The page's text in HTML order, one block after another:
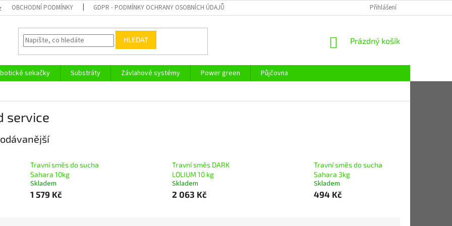
OBCHODNÍ PODMÍNKY GDPR - PODMÍNKY OCHRANY OSOBNÍCH ÚDAJŮ KONTAKTY
Přihlášení
HLEDAT
NÁKUPNÍ
Prázdný košík
sekačky Substráty Závlahové systémy Power green
Půjčovna
service
Travní směs do sucha
Sahara 10kg
Skladem
1 579 Kč
Travní směs DARK
LOLIUM 10 kg
Skladem
2 063 Kč
Travní směs do sucha
Sahara 3kg
Skladem
494 Kč